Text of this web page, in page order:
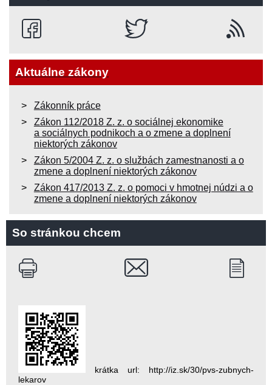
Aktuálne zákony
Zákonník práce
Zákon 112/2018 Z. z. o sociálnej ekonomike
a sociálnych podnikoch a o zmene a doplnení
niektorých zákonov
Zákon 5/2004 Z. z. o službách zamestnanosti a o
zmene a doplnení niektorých zákonov
Zákon 417/2013 Z. z. o pomoci v hmotnej núdzi a o
zmene a doplnení niektorých zákonov
So stránkou chcem
krátka url: http://iz.sk/30/pvs-zubnych-
lekarov